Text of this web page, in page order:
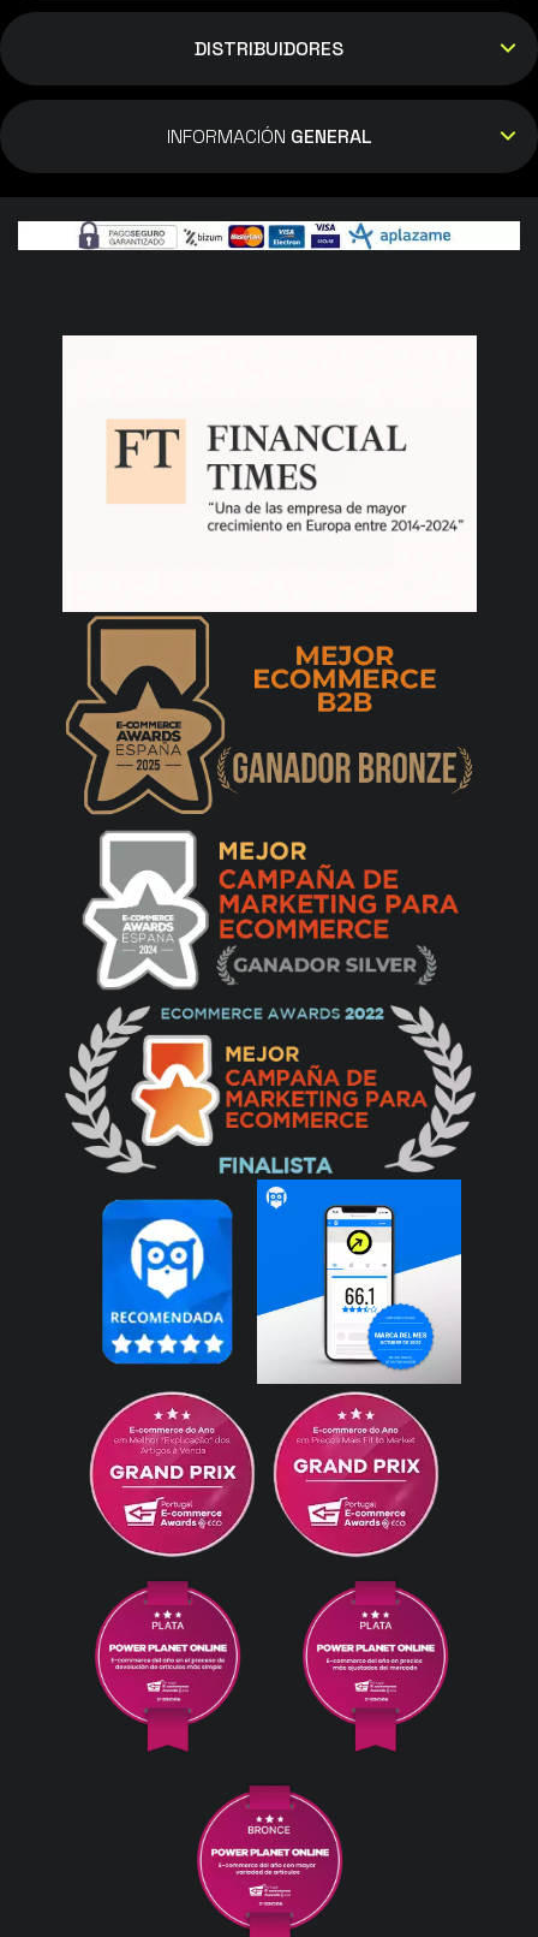
DISTRIBUIDORES
INFORMACIÓN GENERAL